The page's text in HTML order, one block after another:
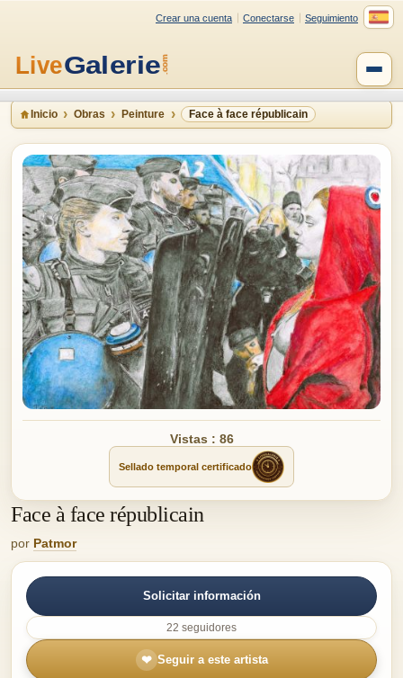
Crear una cuenta Conectarse Seguimiento
Inicio Obras Peinture Face à face républicain
Vistas : 86
Sellado temporal certificado
Face à face républicain
por Patmor
Solicitar información
22 seguidores
❤ Seguir a este artista